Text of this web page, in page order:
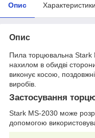
Опис Характеристики
Опис
Пила торцювальна Stark
нахилом в обидві
виконує косою,
виробів.
Застосування
Stark MS-2030 може
допомогою